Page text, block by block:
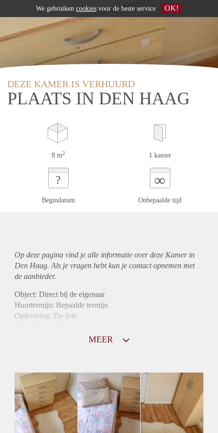
DEZE KAMER IS VERHUURD
PLAATS IN DEN HAAG
8 m2 1 kamer
?
Begindatum
∞
Onbepaalde tijd
Op deze pagina vind je alle informatie over deze Kamer in
Den Haag. Als je vragen hebt kun je contact opnemen met
de aanbieder.
Object: Direct bij de eigenaar
Huurtermijn: Bepaalde termijn
Oplevering: Zie foto
Gedeelde Douche: Ja
Gedeelde woonkamer: Ja
Huisgenoten: Ja
MEER
We gebruiken cookies voor de beste service OK!